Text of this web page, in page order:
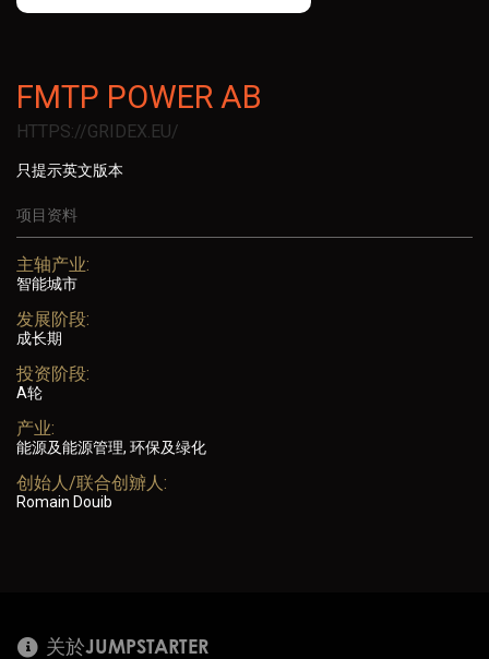
FMTP POWER AB
HTTPS://GRIDEX.EU/
只提示英文版本
项目资料
主轴产业:
智能城市
发展阶段:
成长期
投资阶段:
A轮
产业:
能源及能源管理, 环保及绿化
创始人/联合创辧人:
Romain Douib
关於JUMPSTARTER